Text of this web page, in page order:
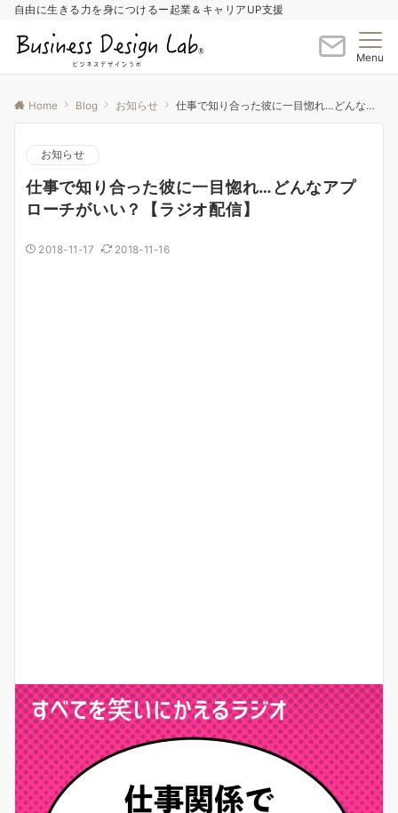
自由に生きる力を身につけるー起業＆キャリアUP支援
Menu
Home Blog お知らせ 仕事で知り合った彼に一目惚れ…どんなアプローチがいい？【ラジオ配信】
お知らせ
仕事で知り合った彼に一目惚れ…どんなアプ
ローチがいい？【ラジオ配信】
2018-11-17 2018-11-16